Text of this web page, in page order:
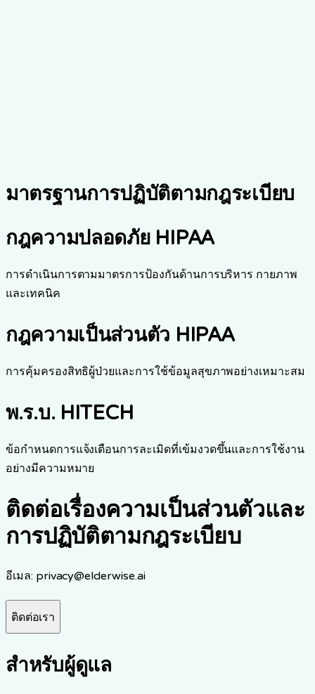
มาตรฐานการปฏิบัติตามกฎระเบียบ
กฎความปลอดภัย HIPAA
การดำเนินการตามมาตรการป้องกันด้านการบริหาร กายภาพ
และเทคนิค
กฎความเป็นส่วนตัว HIPAA
การคุ้มครองสิทธิผู้ป่วยและการใช้ข้อมูลสุขภาพอย่างเหมาะสม
พ.ร.บ. HITECH
ข้อกำหนดการแจ้งเตือนการละเมิดที่เข้มงวดขึ้นและการใช้งาน
อย่างมีความหมาย
ติดต่อเรื่องความเป็นส่วนตัวและ
การปฏิบัติตามกฎระเบียบ
อีเมล: privacy@elderwise.ai
ติดต่อเรา
สำหรับผู้ดูแล